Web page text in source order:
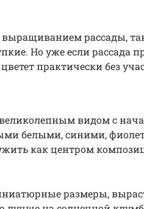
рассады,
Но уже если рассада
практически без
видом с
белыми, синими,
как центром
размеры,